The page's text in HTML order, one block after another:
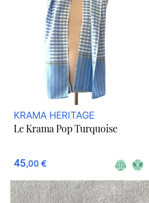
KRAMA HERITAGE
Le Krama Pop Turquoise
45,00 €